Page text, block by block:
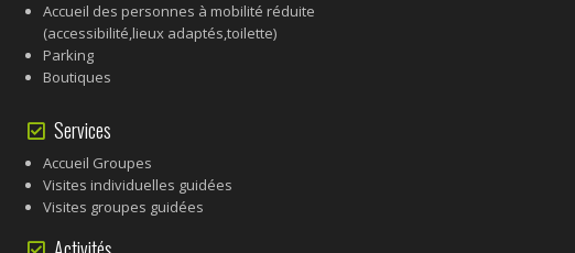
Accueil des personnes à mobilité réduite
(accessibilité,lieux adaptés,toilette)
Parking
Boutiques
Services
Accueil Groupes
Visites individuelles guidées
Visites groupes guidées